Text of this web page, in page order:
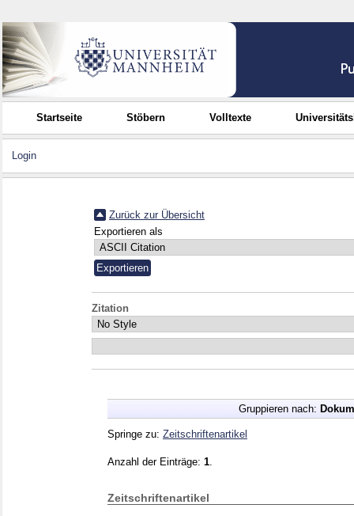
Startseite Stöbern Volltexte
Login
Zurück zur Übersicht
Exportieren als
Zitation
Gruppieren nach:
Springe zu: Zeitschriftenartikel
Anzahl der Einträge: 1
Zeitschriftenartikel